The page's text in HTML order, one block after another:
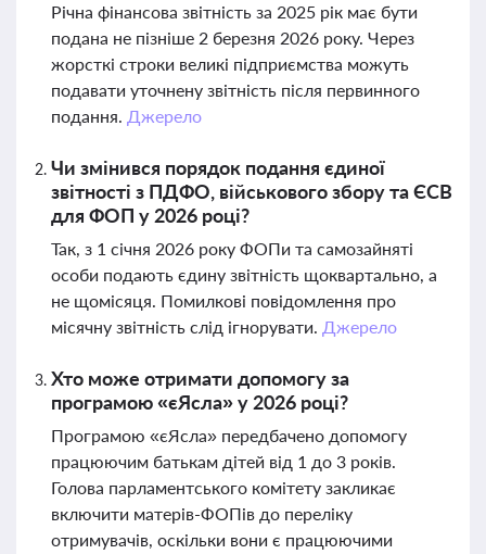
Річна фінансова звітність за 2025 рік має бути
подана не пізніше 2 березня 2026 року. Через
жорсткі строки великі підприємства можуть
подавати уточнену звітність після первинного
подання. Джерело
Чи змінився порядок подання єдиної
звітності з ПДФО, військового збору та ЄСВ
для ФОП у 2026 році?
Так, з 1 січня 2026 року ФОПи та самозайняті
особи подають єдину звітність щоквартально, а
не щомісяця. Помилкові повідомлення про
місячну звітність слід ігнорувати. Джерело
Хто може отримати допомогу за
програмою «єЯсла» у 2026 році?
Програмою «єЯсла» передбачено допомогу
працюючим батькам дітей від 1 до 3 років.
Голова парламентського комітету закликає
включити матерів-ФОПів до переліку
отримувачів, оскільки вони є працюючими